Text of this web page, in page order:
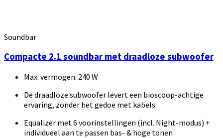
Soundbar
Compacte 2.1 soundbar met draadloze subwoofer
Max. vermogen: 240 W
De draadloze subwoofer levert een bioscoop-achtige
ervaring, zonder het gedoe met kabels
Equalizer met 6 voorinstellingen (incl. Night-modus) +
individueel aan te passen bas- & hoge tonen